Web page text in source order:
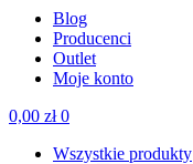
Blog
Producenci
Outlet
Moje konto
0,00 zł 0
Wszystkie produkty